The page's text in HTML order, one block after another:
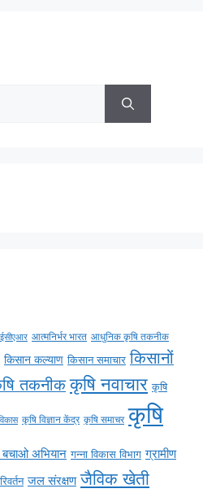
आत्मनिर्भर भारत आधुनिक कृषि तकनीक
किसान कल्याण किसान समाचार किसानों
तकनीक कृषि नवाचार कृषि
कृषि विज्ञान केंद्र कृषि समाचर कृषि
अभियान गन्ना विकास विभाग ग्रामीण
जल संरक्षण जैविक खेती